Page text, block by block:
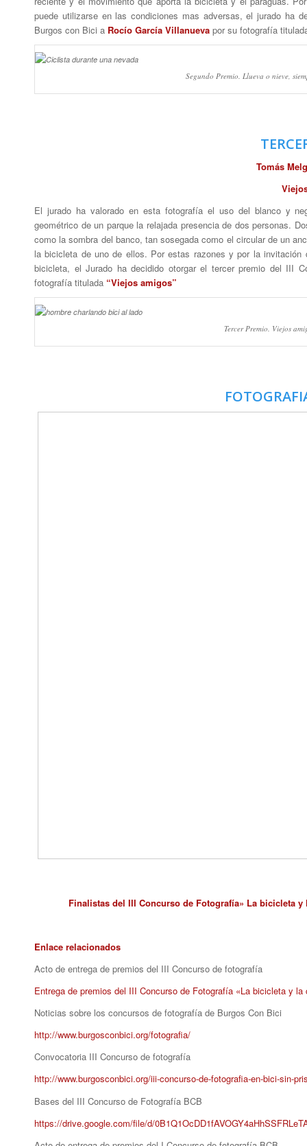
puede utilizarse en las condiciones mas adversas, el jurado ha
Burgos con Bici a Rocío García Villanueva por su fotografía
Segundo Premio. Llueva o nieve,
Tomás
El jurado ha valorado en esta fotografía el uso del blanco y
geométrico de un parque la relajada presencia de dos personas.
como la sombra del banco, tan sosegada como el circular de un
la bicicleta de uno de ellos. Por estas razones y por la
bicicleta, el Jurado ha decidido otorgar el tercer premio del III
fotografía titulada “Viejos amigos”
Tercer Premio. Viejos
Finalistas del III Concurso de Fotografía» La bicicleta
Enlace relacionados
Acto de entrega de premios del III Concurso de fotografía
Entrega de premios del III Concurso de Fotografía «La bicicleta y
Noticias sobre los concursos de fotografía de Burgos Con Bici
http://www.burgosconbici.org/fotografia/
Convocatoria III Concurso de fotografía
http://www.burgosconbici.org/iii-concurso-de-fotografia-en-bici-sin-
Bases del III Concurso de Fotografía BCB
https://drive.google.com/file/d/